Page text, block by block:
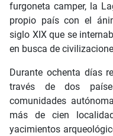
furgoneta camper, la
propio país con el
siglo XIX que se
en busca de
Durante ochenta días
través de dos
comunidades
más de cien
yacimientos